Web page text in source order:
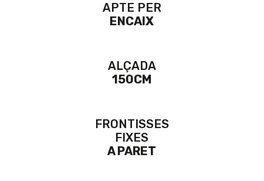
APTE PER
ENCAIX
ALÇADA
150CM
FRONTISSES
FIXES
A PARET